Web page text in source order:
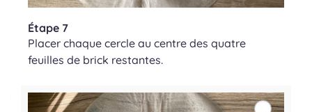
Étape 7
Placer chaque cercle au centre des quatre
feuilles de brick restantes.